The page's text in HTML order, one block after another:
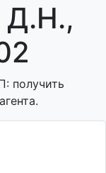
получить